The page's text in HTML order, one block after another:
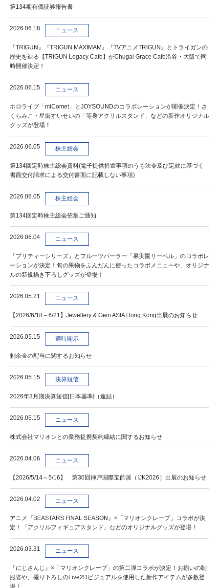
第134期有価証券報告書
2026.06.18 ニュース
『TRIGUN』『TRIGUN MAXIMAM』『TVアニメTRIGUN』とトライガンの
歴史を辿る【TRIGUN Legacy Cafe】がChugai Grace Cafe渋谷・大阪で同
時開催決定！
2026.06.15 ニュース
ホロライブ「miComet」とJOYSOUNDのコラボレーションが開催決定！さ
くらみこ・星街すいせいの「等身アクリルスタンド」などの新作オリジナル
グッズが登場！
2026.06.05 株主総会
第134回定時株主総会資料(電子提供措置事項のうち法令及び定款に基づく
書面交付請求による交付書面に記載しない事項)
2026.06.05 株主総会
第134回定時株主総会招集ご通知
2026.06.04 ニュース
『プリティーシリーズ』とフルーツパーラー「果実園リーベル」のコラボレ
ーションが決定！旬の果物をふんだんに使ったコラボメニューや、オリジナ
ルの新規描き下ろしグッズが登場！
2026.05.21 ニュース
【2026/6/18～6/21】Jewellery & Gem ASIA Hong Kong出展のお知らせ
2026.05.15 適時開示
剰余金の配当に関するお知らせ
2026.05.15 決算短信
2026年3月期決算短信[日本基準]（連結）
2026.05.15 ニュース
株式会社マリオンとの業務提携契約締結に関するお知らせ
2026.04.06 ニュース
【2026/5/14～5/16】 第30回神戸国際宝飾展（IJK2026）出展のお知らせ
2026.04.02 ニュース
アニメ『BEASTARS FINAL SEASON』×「マリオンクレープ」コラボが決
定！「アクリルフィギュアスタンド」などのオリジナルグッズが登場！
2026.03.31 ニュース
『にじさんじ』×「マリオンクレープ」の第二弾コラボが決定！お揃いの制
服姿や、撮り下ろしのLive2Dビジュアルを使用した新作アイテムが多数登
場！